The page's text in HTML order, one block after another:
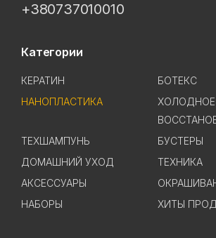
+380737010010
Категории
КЕРАТИН
БОТЕКС
НАНОПЛАСТИКА
ХОЛОДНОЕ
ТЕХШАМПУНЬ
БУСТЕРЫ
ДОМАШНИЙ УХОД
ТЕХНИКА
АКСЕССУАРЫ
НАБОРЫ
ХИТЫ